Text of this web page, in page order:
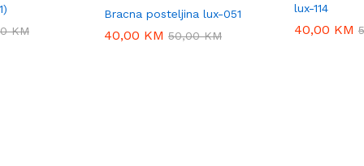
KM
KM
Bracna posteljina lux-051
40,00 KM 50,00KM
40,00 KM 50,00KM
lux-114
40,00 KM
40,00 KM